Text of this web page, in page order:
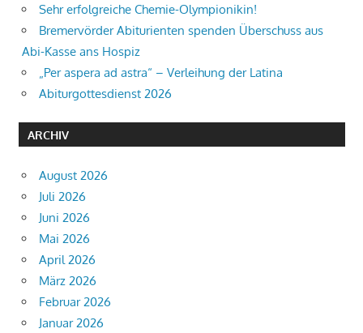
Sehr erfolgreiche Chemie-Olympionikin!
Bremervörder Abiturienten spenden Überschuss aus
Abi-Kasse ans Hospiz
„Per aspera ad astra“ – Verleihung der Latina
Abiturgottesdienst 2026
ARCHIV
August 2026
Juli 2026
Juni 2026
Mai 2026
April 2026
März 2026
Februar 2026
Januar 2026